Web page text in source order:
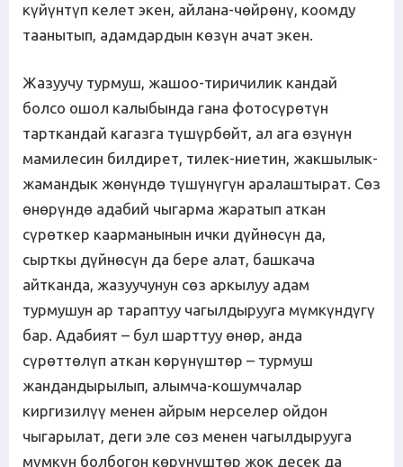
күйүнтүп келет экен, айлана-чөйрөнү, коомду
таанытып, адамдардын көзүн ачат экен.
Жазуучу турмуш, жашоо-тиричилик кандай
болсо ошол калыбында гана фотосүрөтүн
тарткандай кагазга түшүрбөйт, ал ага өзүнүн
мамилесин билдирет, тилек-ниетин, жакшылык-
жамандык жөнүндө түшүнүгүн аралаштырат. Сөз
өнөрүндө адабий чыгарма жаратып аткан
сүрөткер каарманынын ички дүйнөсүн да,
сырткы дүйнөсүн да бере алат, башкача
айтканда, жазуучунун сөз аркылуу адам
турмушун ар тараптуу чагылдырууга мүмкүндүгү
бар. Адабият – бул шарттуу өнөр, анда
сүрөттөлүп аткан көрүнүштөр – турмуш
жандандырылып, алымча-кошумчалар
киргизилүү менен айрым нерселер ойдон
чыгарылат, деги эле сөз менен чагылдырууга
мүмкүн болбогон көрүнүштөр жок десек да